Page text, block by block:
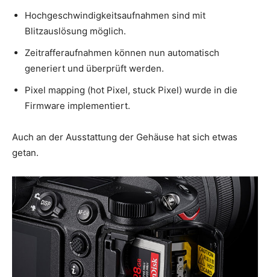
Hochgeschwindigkeitsaufnahmen sind mit
Blitzauslösung möglich.
Zeitrafferaufnahmen können nun automatisch
generiert und überprüft werden.
Pixel mapping (hot Pixel, stuck Pixel) wurde in die
Firmware implementiert.
Auch an der Ausstattung der Gehäuse hat sich etwas
getan.